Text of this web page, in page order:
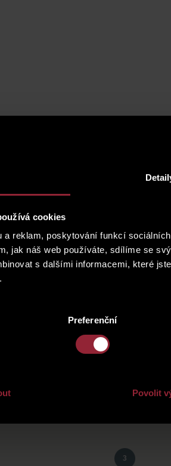
cookies
a reklam, poskytování funkcí
jak náš web používáte, sdílíme se
s dalšími informacemi, které
Preferenční
Povolit
3